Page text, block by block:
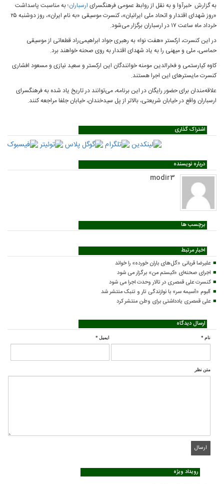
به گزارش خبرآوا و به نقل از روابط عمومی فرهنگسرای ارسباران؛ به مناسبت پاسداشت
«روز شهدای اقتدار و اتحاد ملی ایرانیان»، کنسرت موسیقی «به نام ایران»، روز دوشنبه ۲۵
خرداد ماه ساعت ۱۷ در ارسباران برگزار می‌شود.
در این کنسرت، ارکستر «هفت نوا» به رهبری جواد ابراهیمی‌راد قطعاتی از موسیقی
حماسی، ملی و میهنی را به یاد شهدای اقتدار به روی صحنه خواهند برد.
کاوه کیارستمی و فخرالدین مومنه خوانندگان این ارکستر و سعید نیازی و مسعود افشاری
کنسرت مایسترهای این اجرا هستند.
علاقه‌مندان برای حضور رایگان در این برنامه، می‌توانند در تاریخ یاد شده به فرهنگسرای
ارسباران واقع در خیابان شریعتی، بالاتر از پل سیدخندان، خیابان جلفا مراجعه کنند.
اشتراک گذاری
درباره نویسنده
modir3
برچسب ها
اخبار مرتبط
علیرضا قربانی «گل‌های باران خورده» را خواند
اجرای صحنه‌ای «کیستم من» برگزار می شود
کنسرت علی قمصری در تالار وحدت اجرا می شود
آلبوم «آسیمه سر» با نوازندگی تار و تنبک منتشر شد
علی قمصری یادداشتی برای وطن منتشر کرد
ارسال دیدگاه
نام * ایمیل *
متن نظر
رویداد ویژه